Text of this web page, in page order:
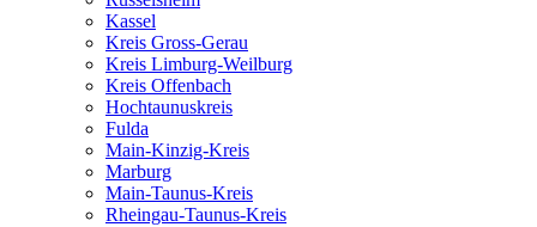
Kassel
Kreis Gross-Gerau
Kreis Limburg-Weilburg
Kreis Offenbach
Hochtaunuskreis
Fulda
Main-Kinzig-Kreis
Marburg
Main-Taunus-Kreis
Rheingau-Taunus-Kreis